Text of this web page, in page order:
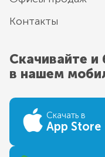
Контакты
Скачивайте и
в нашем
Скачать в
App Store